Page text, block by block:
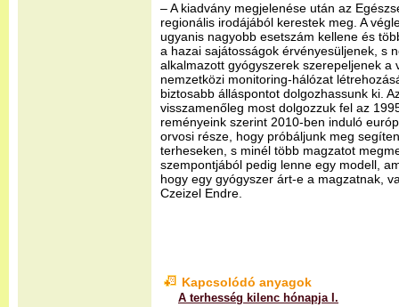
– A kiadvány megjelenése után az
regionális irodájából kerestek meg. A
ugyanis nagyobb esetszám kellene és
a hazai sajátosságok érvényesüljenek, s
alkalmazott gyógyszerek szerepeljenek a
nemzetközi monitoring-hálózat
biztosabb álláspontot dolgozhassunk ki.
visszamenőleg most dolgozzuk fel az
reményeink szerint 2010-ben induló
orvosi része, hogy próbáljunk meg
terheseken, s minél több magzatot
szempontjából pedig lenne egy modell,
hogy egy gyógyszer árt-e a magzatnak,
Czeizel Endre.
Kapcsolódó anyagok
A terhesség kilenc hónapja I.